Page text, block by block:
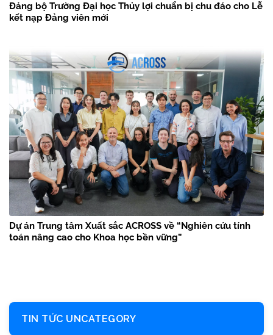
Đảng bộ Trường Đại học Thủy lợi chuẩn bị chu đáo cho Lễ
kết nạp Đảng viên mới
Dự án Trung tâm Xuất sắc ACROSS về “Nghiên cứu tính
toán nâng cao cho Khoa học bền vững”
TIN TỨC UNCATEGORY